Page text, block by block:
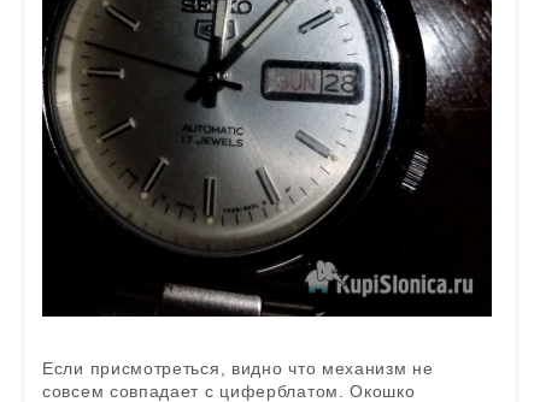
Если присмотреться, видно что механизм не
совсем совпадает с циферблатом. Окошко